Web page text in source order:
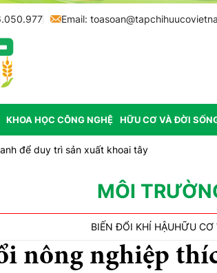
Email:
KHOA HỌC CÔNG NGHỆ HỮU CƠ VÀ ĐỜI
để duy trì sản xuất khoai tây
MÔI
BIẾN ĐỔI KHÍ HẬUHỮU CƠ
nông nghiệp